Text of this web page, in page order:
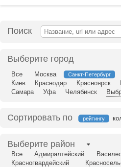
Поиск
Выберите город
Все Москва Санкт-Петербург
Киев
Краснодар Красноярск
Самара
Уфа Челябинск
Сортировать по рейтингу
Выберите район
Все Адмиралтейский
Красногвардейский